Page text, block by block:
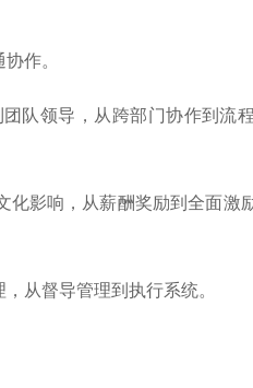
作。
队领导，从跨部门协作到流
影响，从薪酬奖励到全面激
从督导管理到执行系统。